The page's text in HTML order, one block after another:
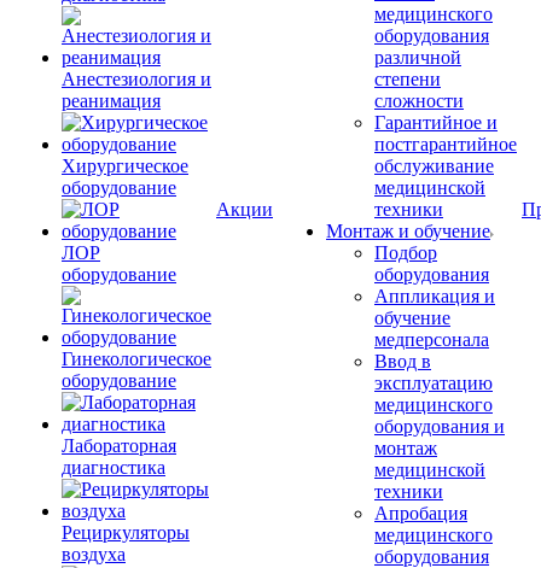
Анестезиология и
реанимация
Хирургическое
оборудование
ЛОР
оборудование
Гинекологическое
оборудование
Лабораторная
диагностика
Рециркуляторы
воздуха
Акции
медицинского
оборудования
различной
степени
сложности
Гарантийное и
постгарантийное
обслуживание
медицинской
техники
Монтаж и обучение
Подбор
оборудования
Аппликация и
обучение
медперсонала
Ввод в
эксплуатацию
медицинского
оборудования и
монтаж
медицинской
техники
Апробация
медицинского
оборудования